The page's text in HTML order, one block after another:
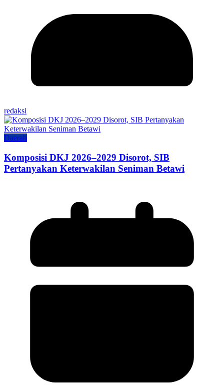
redaksi
Daerah
Komposisi DKJ 2026–2029 Disorot, SIB
Pertanyakan Keterwakilan Seniman Betawi